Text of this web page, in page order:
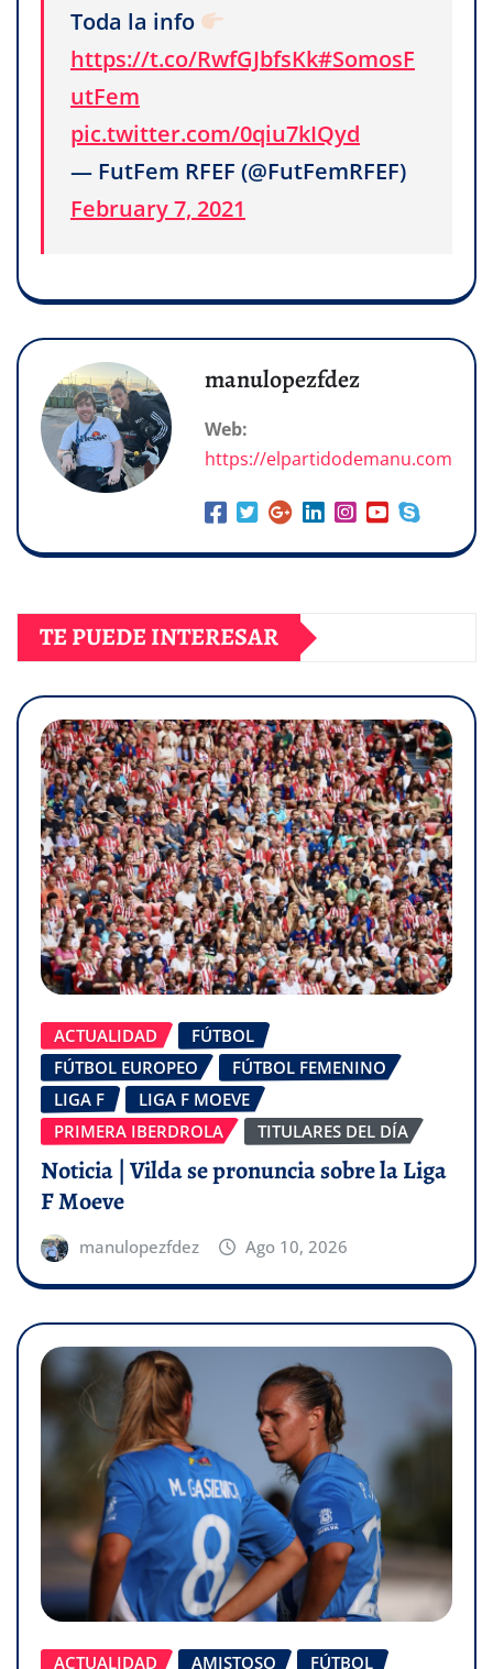
Toda la info
https://t.co/RwfGJbfsKk#SomosF
utFem
pic.twitter.com/0qiu7kIQyd
— FutFem RFEF (@FutFemRFEF)
February 7, 2021
manulopezfdez
Web:
https://elpartidodemanu.com
TE PUEDE INTERESAR
ACTUALIDAD
FÚTBOL
FÚTBOL EUROPEO
FÚTBOL FEMENINO
LIGA F
LIGA F MOEVE
PRIMERA IBERDROLA
TITULARES DEL DÍA
Noticia | Vilda se pronuncia sobre la Liga
F Moeve
manulopezfdez Ago 10, 2026
ACTUALIDAD AMISTOSO FÚTBOL